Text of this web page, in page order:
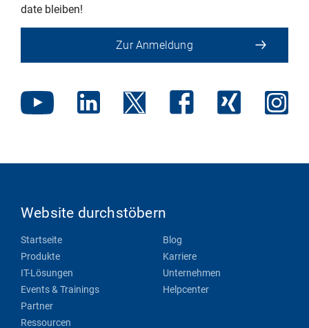
date bleiben!
Zur Anmeldung
Website durchstöbern
Startseite
Produkte
IT-Lösungen
Events & Trainings
Partner
Ressourcen
Blog
Karriere
Unternehmen
Helpcenter